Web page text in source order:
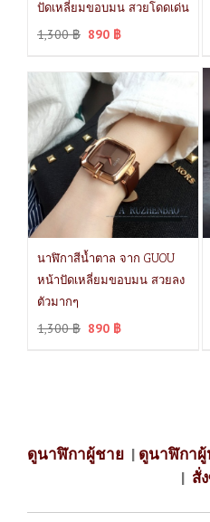
ปัดเหลี่ยมขอบมน สวยโดดเด่น
1,300฿ 890 ฿
นาฬิกาสีน้ำตาล จาก GUOU
หน้าปัดเหลี่ยมขอบมน สวยลง
ตัวมากๆ
1,300฿ 890 ฿
ดูนาฬิกาผู้ชาย | ดูนาฬิกา
| สั่